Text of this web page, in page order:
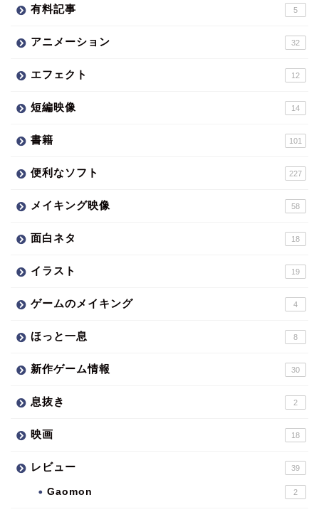
有料記事 5
アニメーション 32
エフェクト 12
短編映像 14
書籍 101
便利なソフト 227
メイキング映像 58
面白ネタ 18
イラスト 19
ゲームのメイキング 4
ほっと一息 8
新作ゲーム情報 30
息抜き 2
映画 18
レビュー 39
Gaomon 2